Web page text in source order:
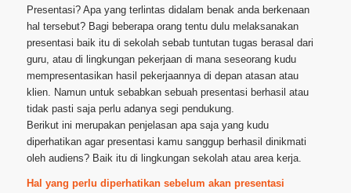
Presentasi? Apa yang terlintas didalam benak anda berkenaan
hal tersebut? Bagi beberapa orang tentu dulu melaksanakan
presentasi baik itu di sekolah sebab tuntutan tugas berasal dari
guru, atau di lingkungan pekerjaan di mana seseorang kudu
mempresentasikan hasil pekerjaannya di depan atasan atau
klien. Namun untuk sebabkan sebuah presentasi berhasil atau
tidak pasti saja perlu adanya segi pendukung.
Berikut ini merupakan penjelasan apa saja yang kudu
diperhatikan agar presentasi kamu sanggup berhasil dinikmati
oleh audiens? Baik itu di lingkungan sekolah atau area kerja.
Hal yang perlu diperhatikan sebelum akan presentasi